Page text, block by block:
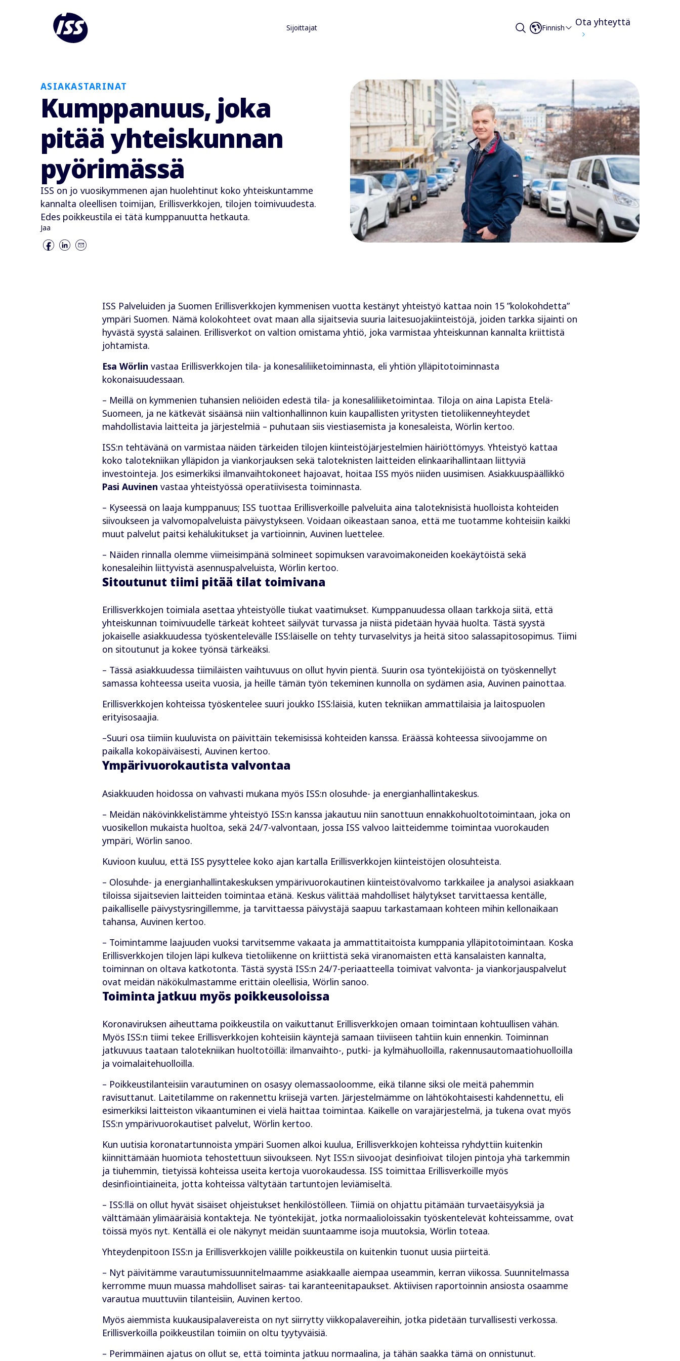
Sijoittajat Finnish Ota yhteyttä
ASIAKASTARINAT
Kumppanuus, joka
pitää yhteiskunnan
pyörimässä
ISS on jo vuosikymmenen ajan huolehtinut koko yhteiskuntamme
kannalta oleellisen toimijan, Erillisverkkojen, tilojen toimivuudesta.
Edes poikkeustila ei tätä kumppanuutta hetkauta.
Jaa
ISS Palveluiden ja Suomen Erillisverkkojen kymmenisen vuotta kestänyt yhteistyö kattaa noin 15 ”kolokohdetta”
ympäri Suomen. Nämä kolokohteet ovat maan alla sijaitsevia suuria laitesuojakiinteistöjä, joiden tarkka sijainti on
hyvästä syystä salainen. Erillisverkot on valtion omistama yhtiö, joka varmistaa yhteiskunnan kannalta kriittistä
johtamista.
Esa Wörlin vastaa Erillisverkkojen tila- ja konesaliliiketoiminnasta, eli yhtiön ylläpitotoiminnasta
kokonaisuudessaan.
– Meillä on kymmenien tuhansien neliöiden edestä tila- ja konesaliliiketoimintaa. Tiloja on aina Lapista Etelä-
Suomeen, ja ne kätkevät sisäänsä niin valtionhallinnon kuin kaupallisten yritysten tietoliikenneyhteydet
mahdollistavia laitteita ja järjestelmiä – puhutaan siis viestiasemista ja konesaleista, Wörlin kertoo.
ISS:n tehtävänä on varmistaa näiden tärkeiden tilojen kiinteistöjärjestelmien häiriöttömyys. Yhteistyö kattaa
koko talotekniikan ylläpidon ja viankorjauksen sekä taloteknisten laitteiden elinkaarihallintaan liittyviä
investointeja. Jos esimerkiksi ilmanvaihtokoneet hajoavat, hoitaa ISS myös niiden uusimisen. Asiakkuuspäällikkö
Pasi Auvinen vastaa yhteistyössä operatiivisesta toiminnasta.
– Kyseessä on laaja kumppanuus; ISS tuottaa Erillisverkoille palveluita aina taloteknisistä huolloista kohteiden
siivoukseen ja valvomopalveluista päivystykseen. Voidaan oikeastaan sanoa, että me tuotamme kohteisiin kaikki
muut palvelut paitsi kehälukitukset ja vartioinnin, Auvinen luettelee.
– Näiden rinnalla olemme viimeisimpänä solmineet sopimuksen varavoimakoneiden koekäytöistä sekä
konesaleihin liittyvistä asennuspalveluista, Wörlin kertoo.
Sitoutunut tiimi pitää tilat toimivana
Erillisverkkojen toimiala asettaa yhteistyölle tiukat vaatimukset. Kumppanuudessa ollaan tarkkoja siitä, että
yhteiskunnan toimivuudelle tärkeät kohteet säilyvät turvassa ja niistä pidetään hyvää huolta. Tästä syystä
jokaiselle asiakkuudessa työskentelevälle ISS:läiselle on tehty turvaselvitys ja heitä sitoo salassapitosopimus. Tiimi
on sitoutunut ja kokee työnsä tärkeäksi.
– Tässä asiakkuudessa tiimiläisten vaihtuvuus on ollut hyvin pientä. Suurin osa työntekijöistä on työskennellyt
samassa kohteessa useita vuosia, ja heille tämän työn tekeminen kunnolla on sydämen asia, Auvinen painottaa.
Erillisverkkojen kohteissa työskentelee suuri joukko ISS:läisiä, kuten tekniikan ammattilaisia ja laitospuolen
erityisosaajia.
–Suuri osa tiimiin kuuluvista on päivittäin tekemisissä kohteiden kanssa. Eräässä kohteessa siivoojamme on
paikalla kokopäiväisesti, Auvinen kertoo.
Ympärivuorokautista valvontaa
Asiakkuuden hoidossa on vahvasti mukana myös ISS:n olosuhde- ja energianhallintakeskus.
– Meidän näkövinkkelistämme yhteistyö ISS:n kanssa jakautuu niin sanottuun ennakkohuoltotoimintaan, joka on
vuosikellon mukaista huoltoa, sekä 24/7-valvontaan, jossa ISS valvoo laitteidemme toimintaa vuorokauden
ympäri, Wörlin sanoo.
Kuvioon kuuluu, että ISS pysyttelee koko ajan kartalla Erillisverkkojen kiinteistöjen olosuhteista.
– Olosuhde- ja energianhallintakeskuksen ympärivuorokautinen kiinteistövalvomo tarkkailee ja analysoi asiakkaan
tiloissa sijaitsevien laitteiden toimintaa etänä. Keskus välittää mahdolliset hälytykset tarvittaessa kentälle,
paikalliselle päivystysringillemme, ja tarvittaessa päivystäjä saapuu tarkastamaan kohteen mihin kellonaikaan
tahansa, Auvinen kertoo.
– Toimintamme laajuuden vuoksi tarvitsemme vakaata ja ammattitaitoista kumppania ylläpitotoimintaan. Koska
Erillisverkkojen tilojen läpi kulkeva tietoliikenne on kriittistä sekä viranomaisten että kansalaisten kannalta,
toiminnan on oltava katkotonta. Tästä syystä ISS:n 24/7-periaatteella toimivat valvonta- ja viankorjauspalvelut
ovat meidän näkökulmastamme erittäin oleellisia, Wörlin sanoo.
Toiminta jatkuu myös poikkeusoloissa
Koronaviruksen aiheuttama poikkeustila on vaikuttanut Erillisverkkojen omaan toimintaan kohtuullisen vähän.
Myös ISS:n tiimi tekee Erillisverkkojen kohteisiin käyntejä samaan tiiviiseen tahtiin kuin ennenkin. Toiminnan
jatkuvuus taataan talotekniikan huoltotöillä: ilmanvaihto-, putki- ja kylmähuolloilla, rakennusautomaatiohuolloilla
ja voimalaitehuolloilla.
– Poikkeustilanteisiin varautuminen on osasyy olemassaoloomme, eikä tilanne siksi ole meitä pahemmin
ravisuttanut. Laitetilamme on rakennettu kriisejä varten. Järjestelmämme on lähtökohtaisesti kahdennettu, eli
esimerkiksi laitteiston vikaantuminen ei vielä haittaa toimintaa. Kaikelle on varajärjestelmä, ja tukena ovat myös
ISS:n ympärivuorokautiset palvelut, Wörlin kertoo.
Kun uutisia koronatartunnoista ympäri Suomen alkoi kuulua, Erillisverkkojen kohteissa ryhdyttiin kuitenkin
kiinnittämään huomiota tehostettuun siivoukseen. Nyt ISS:n siivoojat desinfioivat tilojen pintoja yhä tarkemmin
ja tiuhemmin, tietyissä kohteissa useita kertoja vuorokaudessa. ISS toimittaa Erillisverkoille myös
desinfiointiaineita, jotta kohteissa vältytään tartuntojen leviämiseltä.
– ISS:llä on ollut hyvät sisäiset ohjeistukset henkilöstölleen. Tiimiä on ohjattu pitämään turvaetäisyyksiä ja
välttämään ylimääräisiä kontakteja. Ne työntekijät, jotka normaalioloissakin työskentelevät kohteissamme, ovat
töissä myös nyt. Kentällä ei ole näkynyt meidän suuntaamme isoja muutoksia, Wörlin toteaa.
Yhteydenpitoon ISS:n ja Erillisverkkojen välille poikkeustila on kuitenkin tuonut uusia piirteitä.
– Nyt päivitämme varautumissuunnitelmaamme asiakkaalle aiempaa useammin, kerran viikossa. Suunnitelmassa
kerromme muun muassa mahdolliset sairas- tai karanteenitapaukset. Aktiivisen raportoinnin ansiosta osaamme
varautua muuttuviin tilanteisiin, Auvinen kertoo.
Myös aiemmista kuukausipalavereista on nyt siirrytty viikkopalavereihin, jotka pidetään turvallisesti verkossa.
Erillisverkoilla poikkeustilan toimiin on oltu tyytyväisiä.
– Perimmäinen ajatus on ollut se, että toiminta jatkuu normaalina, ja tähän saakka tämä on onnistunut.